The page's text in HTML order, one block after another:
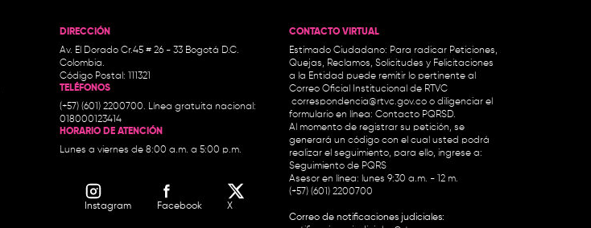
DIRECCIÓN
Av. El Dorado Cr.45 # 26 - 33 Bogotá D.C.
Colombia.
Código Postal: 111321
TELÉFONOS
(+57) (601) 2200700. Línea gratuita nacional:
018000123414
HORARIO DE ATENCIÓN
Lunes a viernes de 8:00 a.m. a 5:00 p.m.
Instagram Facebook X
CONTACTO VIRTUAL
Estimado Ciudadano: Para radicar Peticiones,
Quejas, Reclamos, Solicitudes y Felicitaciones
a la Entidad puede remitir lo pertinente al
Correo Oficial Institucional de RTVC
correspondencia@rtvc.gov.co o diligenciar el
formulario en línea: Contacto PQRSD.
Al momento de registrar su petición, se
generará un código con el cual usted podrá
realizar el seguimiento, para ello, ingrese a:
Seguimiento de PQRS
Asesor en línea: lunes 9:30 a.m. - 12 m.
(+57) (601) 2200700
Correo de notificaciones judiciales: